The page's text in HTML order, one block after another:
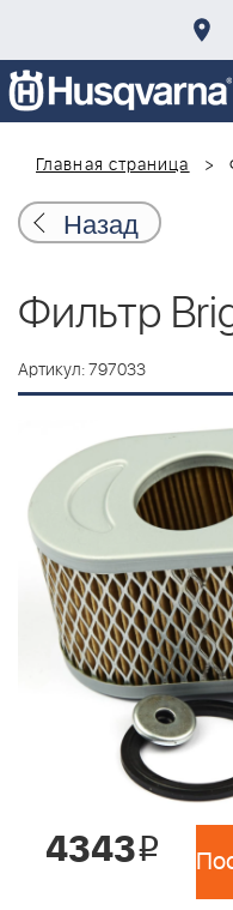
Главная страница
Назад
Фильтр
Артикул: 797033
4343i